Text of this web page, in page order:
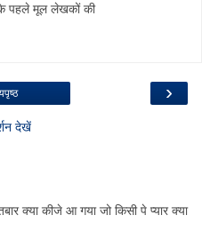
के पहले मूल लेखकों की
›
देखें
क्या कीजे आ गया जो किसी पे प्यार क्या